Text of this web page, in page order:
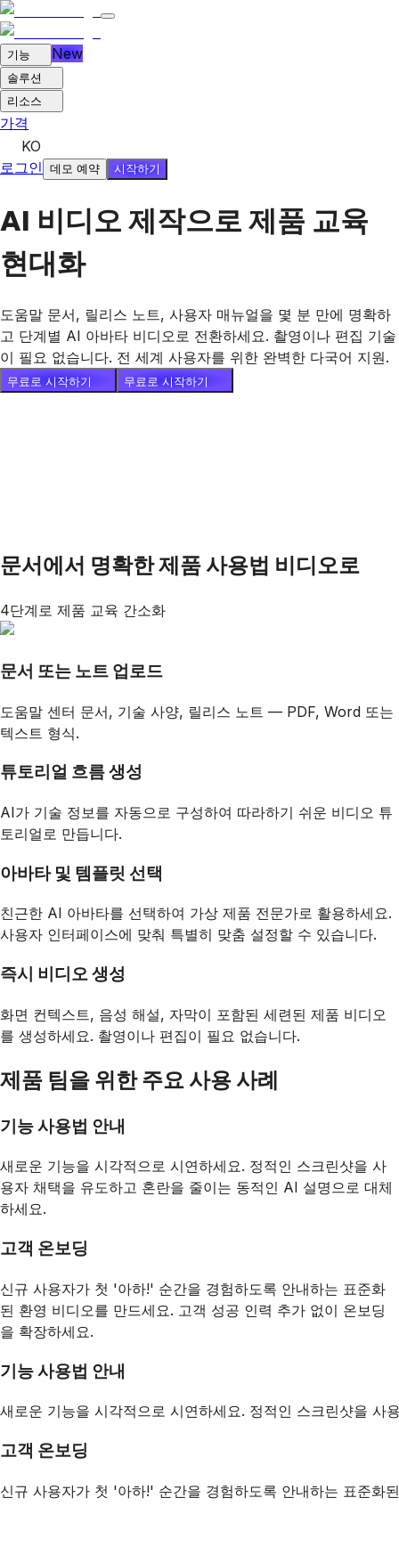
기능 New
솔루션
리소스
가격
KO
로그인
데모 예약 시작하기
AI 비디오 제작으로 제품 교육
현대화
도움말 문서, 릴리스 노트, 사용자 매뉴얼을 몇 분 만에 명확하
고 단계별 AI 아바타 비디오로 전환하세요. 촬영이나 편집 기술
이 필요 없습니다. 전 세계 사용자를 위한 완벽한 다국어 지원.
무료로 시작하기 무료로 시작하기
문서에서 명확한 제품 사용법 비디오로
4단계로 제품 교육 간소화
문서 또는 노트 업로드
도움말 센터 문서, 기술 사양, 릴리스 노트 — PDF, Word 또는
텍스트 형식.
튜토리얼 흐름 생성
AI가 기술 정보를 자동으로 구성하여 따라하기 쉬운 비디오 튜
토리얼로 만듭니다.
아바타 및 템플릿 선택
친근한 AI 아바타를 선택하여 가상 제품 전문가로 활용하세요.
사용자 인터페이스에 맞춰 특별히 맞춤 설정할 수 있습니다.
즉시 비디오 생성
화면 컨텍스트, 음성 해설, 자막이 포함된 세련된 제품 비디오
를 생성하세요. 촬영이나 편집이 필요 없습니다.
제품 팀을 위한 주요 사용 사례
기능 사용법 안내
새로운 기능을 시각적으로 시연하세요. 정적인 스크린샷을 사
용자 채택을 유도하고 혼란을 줄이는 동적인 AI 설명으로 대체
하세요.
고객 온보딩
신규 사용자가 첫 '아하!' 순간을 경험하도록 안내하는 표준화
된 환영 비디오를 만드세요. 고객 성공 인력 추가 없이 온보딩
을 확장하세요.
기능 사용법 안내
새로운 기능을 시각적으로 시연하세요. 정적인 스크린샷을
고객 온보딩
신규 사용자가 첫 '아하!' 순간을 경험하도록 안내하는 표준화